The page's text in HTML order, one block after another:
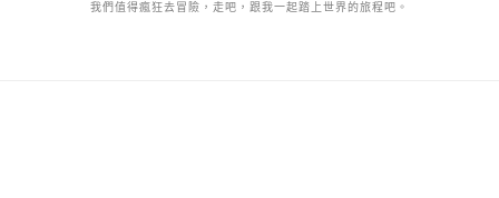
我們值得瘋狂去冒險，走吧，跟我一起踏上世界的旅程吧。